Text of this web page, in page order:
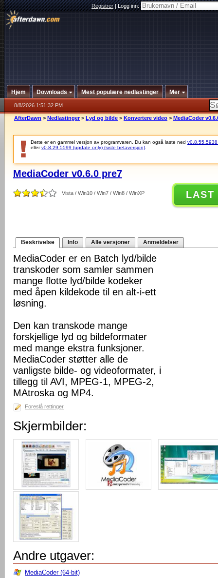
Registrer|Logg inn:
Hjem Downloads Mest populære nedlastinger Mer
8/8/2026 1:51:32 PM
AfterDawn > Nedlastinger > Lyd og bilde > Konvertere video > MediaCoder
Dette er en gammel versjon av programvaren. Du kan også laste ned v0.8.55.5938
ellerv0.8.29.5599 (update only) (siste betaversjon)
MediaCoder v0.6.0 pre7
Vista / Win10 / Win7 / Win8 / WinXP LAST
Beskrivelse Info Alle versjoner Anmeldelser
MediaCoder er en Batch lyd/bilde
transkoder som samler sammen
mange flotte lyd/bilde kodeker
med åpen kildekode til en alt-i-ett
løsning.
Den kan transkode mange
forskjellige lyd og bildeformater
med mange ekstra funksjoner.
MediaCoder støtter alle de
vanligste bilde- og videoformater, i
tillegg til AVI, MPEG-1, MPEG-2,
MAtroska og MP4.
Foreslå rettinger
Skjermbilder:
Andre utgaver:
MediaCoder (64-bit)